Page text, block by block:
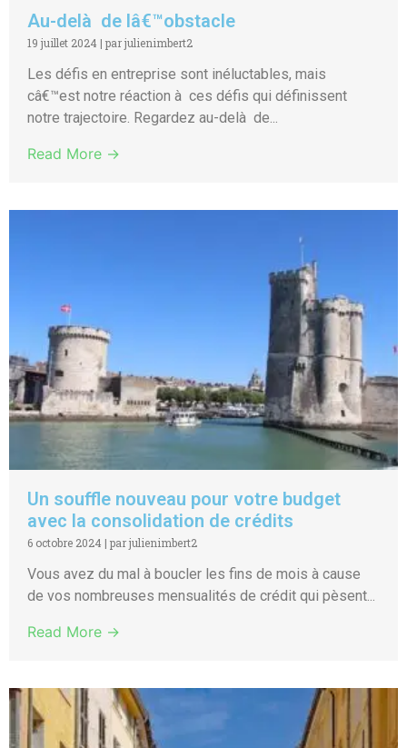
Au-delà de lâ€™obstacle
19 juillet 2024 | par julienimbert2
Les défis en entreprise sont inéluctables, mais
câ€™est notre réaction à ces défis qui définissent
notre trajectoire. Regardez au-delà de...
Read More →
Un souffle nouveau pour votre budget
avec la consolidation de crédits
6 octobre 2024 | par julienimbert2
Vous avez du mal à boucler les fins de mois à cause
de vos nombreuses mensualités de crédit qui pèsent...
Read More →